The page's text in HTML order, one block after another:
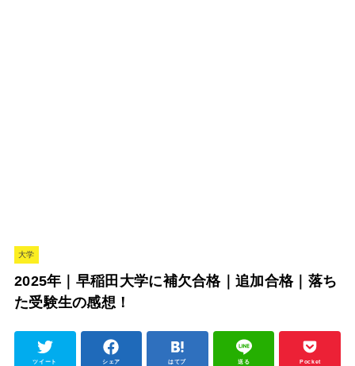
大学
2025年｜早稲田大学に補欠合格｜追加合格｜落ち
た受験生の感想！
ツイート シェア はてブ 送る Pocket